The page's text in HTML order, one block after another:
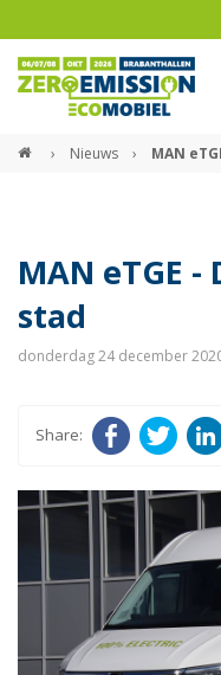
Bel ons
› Nieuws › MAN
MAN eTGE
stad
donderdag 24 december
Facebook